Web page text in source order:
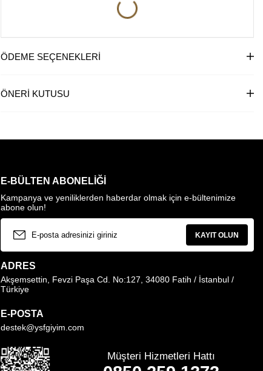
ÖDEME SEÇENEKLERI
ÖNERI KUTUSU
E-BÜLTEN ABONELIĞI
Kampanya ve yeniliklerden haberdar olmak için e-bültenimize
abone olun!
KAYIT OLUN
ADRES
Akşemsettin, Fevzi Paşa Cd. No:127, 34080 Fatih / İstanbul /
Türkiye
E-POSTA
destek@ysfgiyim.com
Müşteri Hizmetleri Hattı